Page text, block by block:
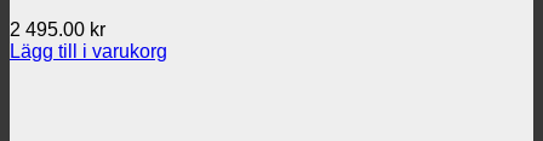
2 495.00 kr
Lägg till i varukorg